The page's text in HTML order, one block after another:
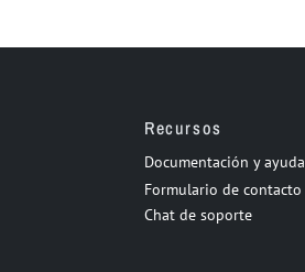
Recursos
Documentación y ayuda
Formulario de contacto
Chat de soporte